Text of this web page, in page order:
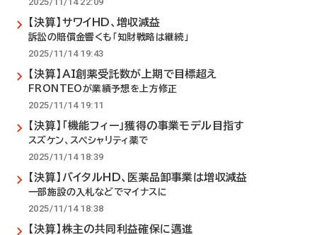
【決算】サワイHD、増収減益
訴訟の賠償金響くも「知財戦略は継続」
2025/11/14 19:43
【決算】AI創薬受託数が上期で目標超え
FRONTEOが業績予想を上方修正
2025/11/14 19:11
【決算】「機能フィー」獲得の事業モデル目指す
スズケン、スペシャリティ薬で
2025/11/14 18:39
【決算】バイタルHD、医薬品卸事業は増収減益
一部施設の入札などでマイナスに
2025/11/14 18:38
【決算】株主の共同利益確保に邁進